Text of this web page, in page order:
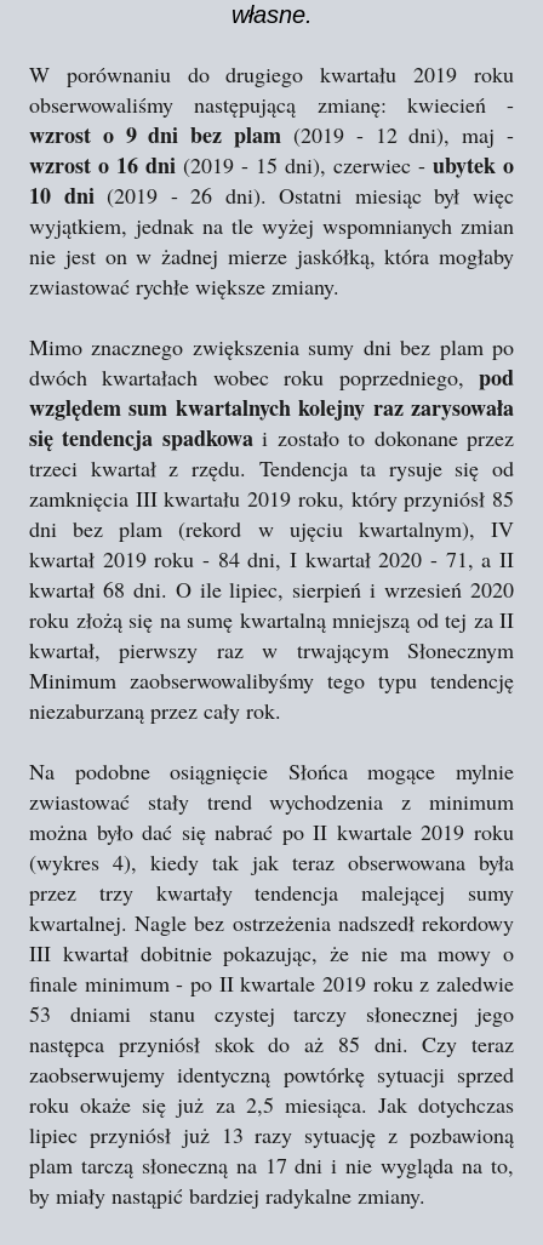
własne.
W porównaniu do drugiego kwartału 2019 roku
obserwowaliśmy następującą zmianę: kwiecień -
wzrost o 9 dni bez plam (2019 - 12 dni), maj -
wzrost o 16 dni (2019 - 15 dni), czerwiec - ubytek o
10 dni(2019 - 26 dni). Ostatni miesiąc był więc
wyjątkiem, jednak na tle wyżej wspomnianych zmian
nie jest on w żadnej mierze jaskółką, która mogłaby
zwiastować rychłe większe zmiany.
Mimo znacznego zwiększenia sumy dni bez plam po
dwóch kwartałach wobec roku poprzedniego, pod
względem sum kwartalnych kolejny raz zarysowała
się tendencja spadkowai zostało to dokonane przez
trzeci kwartał z rzędu. Tendencja ta rysuje się od
zamknięcia III kwartału 2019 roku, który przyniósł 85
dni bez plam (rekord w ujęciu kwartalnym), IV
kwartał 2019 roku - 84 dni, I kwartał 2020 - 71, a II
kwartał 68 dni. O ile lipiec, sierpień i wrzesień 2020
roku złożą się na sumę kwartalną mniejszą od tej za II
kwartał, pierwszy raz w trwającym Słonecznym
Minimum zaobserwowalibyśmy tego typu tendencję
niezaburzaną przez cały rok.
Na podobne osiągnięcie Słońca mogące mylnie
zwiastować stały trend wychodzenia z minimum
można było dać się nabrać po II kwartale 2019 roku
(wykres 4), kiedy tak jak teraz obserwowana była
przez trzy kwartały tendencja malejącej sumy
kwartalnej. Nagle bez ostrzeżenia nadszedł rekordowy
III kwartał dobitnie pokazując, że nie ma mowy o
finale minimum - po II kwartale 2019 roku z zaledwie
53 dniami stanu czystej tarczy słonecznej jego
następca przyniósł skok do aż 85 dni. Czy teraz
zaobserwujemy identyczną powtórkę sytuacji sprzed
roku okaże się już za 2,5 miesiąca. Jak dotychczas
lipiec przyniósł już 13 razy sytuację z pozbawioną
plam tarczą słoneczną na 17 dni i nie wygląda na to,
by miały nastąpić bardziej radykalne zmiany.